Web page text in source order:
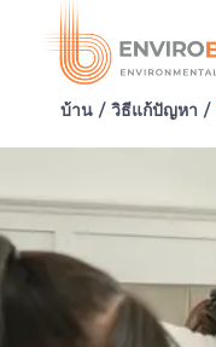
บ้าน วิธีแก้ปัญหา